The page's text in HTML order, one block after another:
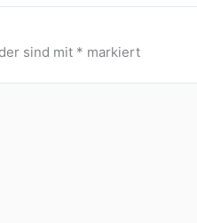
sind mit * markiert